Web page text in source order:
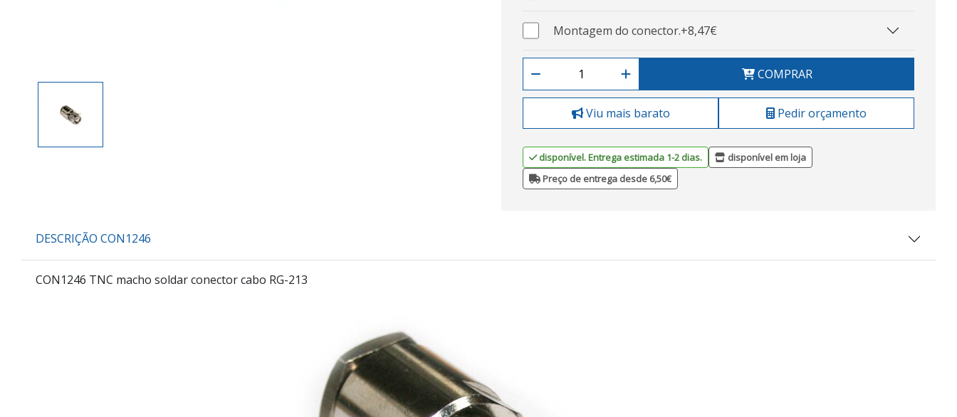
Montagem do conector.+8,47€
COMPRAR
Viu mais barato Pedir orçamento
disponível. Entrega estimada 1-2 dias.
disponível em loja
Preço de entrega desde 6,50€
DESCRIÇÃO CON1246
CON1246 TNC macho soldar conector cabo RG-213